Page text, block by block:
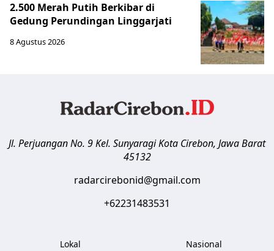
2.500 Merah Putih Berkibar di
Gedung Perundingan Linggarjati
8 Agustus 2026
Jl. Perjuangan No. 9 Kel. SunyaragiKota Cirebon, Jawa Barat
45132
radarcirebonid@gmail.com
+62231483531
Lokal
Nasional